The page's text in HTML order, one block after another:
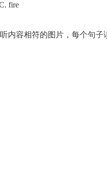
fire
内容相符的图片，每个句子